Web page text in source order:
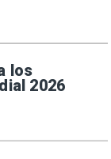
los
2026